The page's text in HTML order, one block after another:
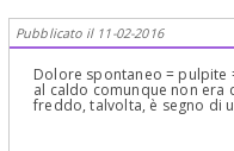
Pubblicato il 11-02-2016
Dolore spontaneo = pulpite
al caldo comunque non era
freddo, talvolta, è segno di